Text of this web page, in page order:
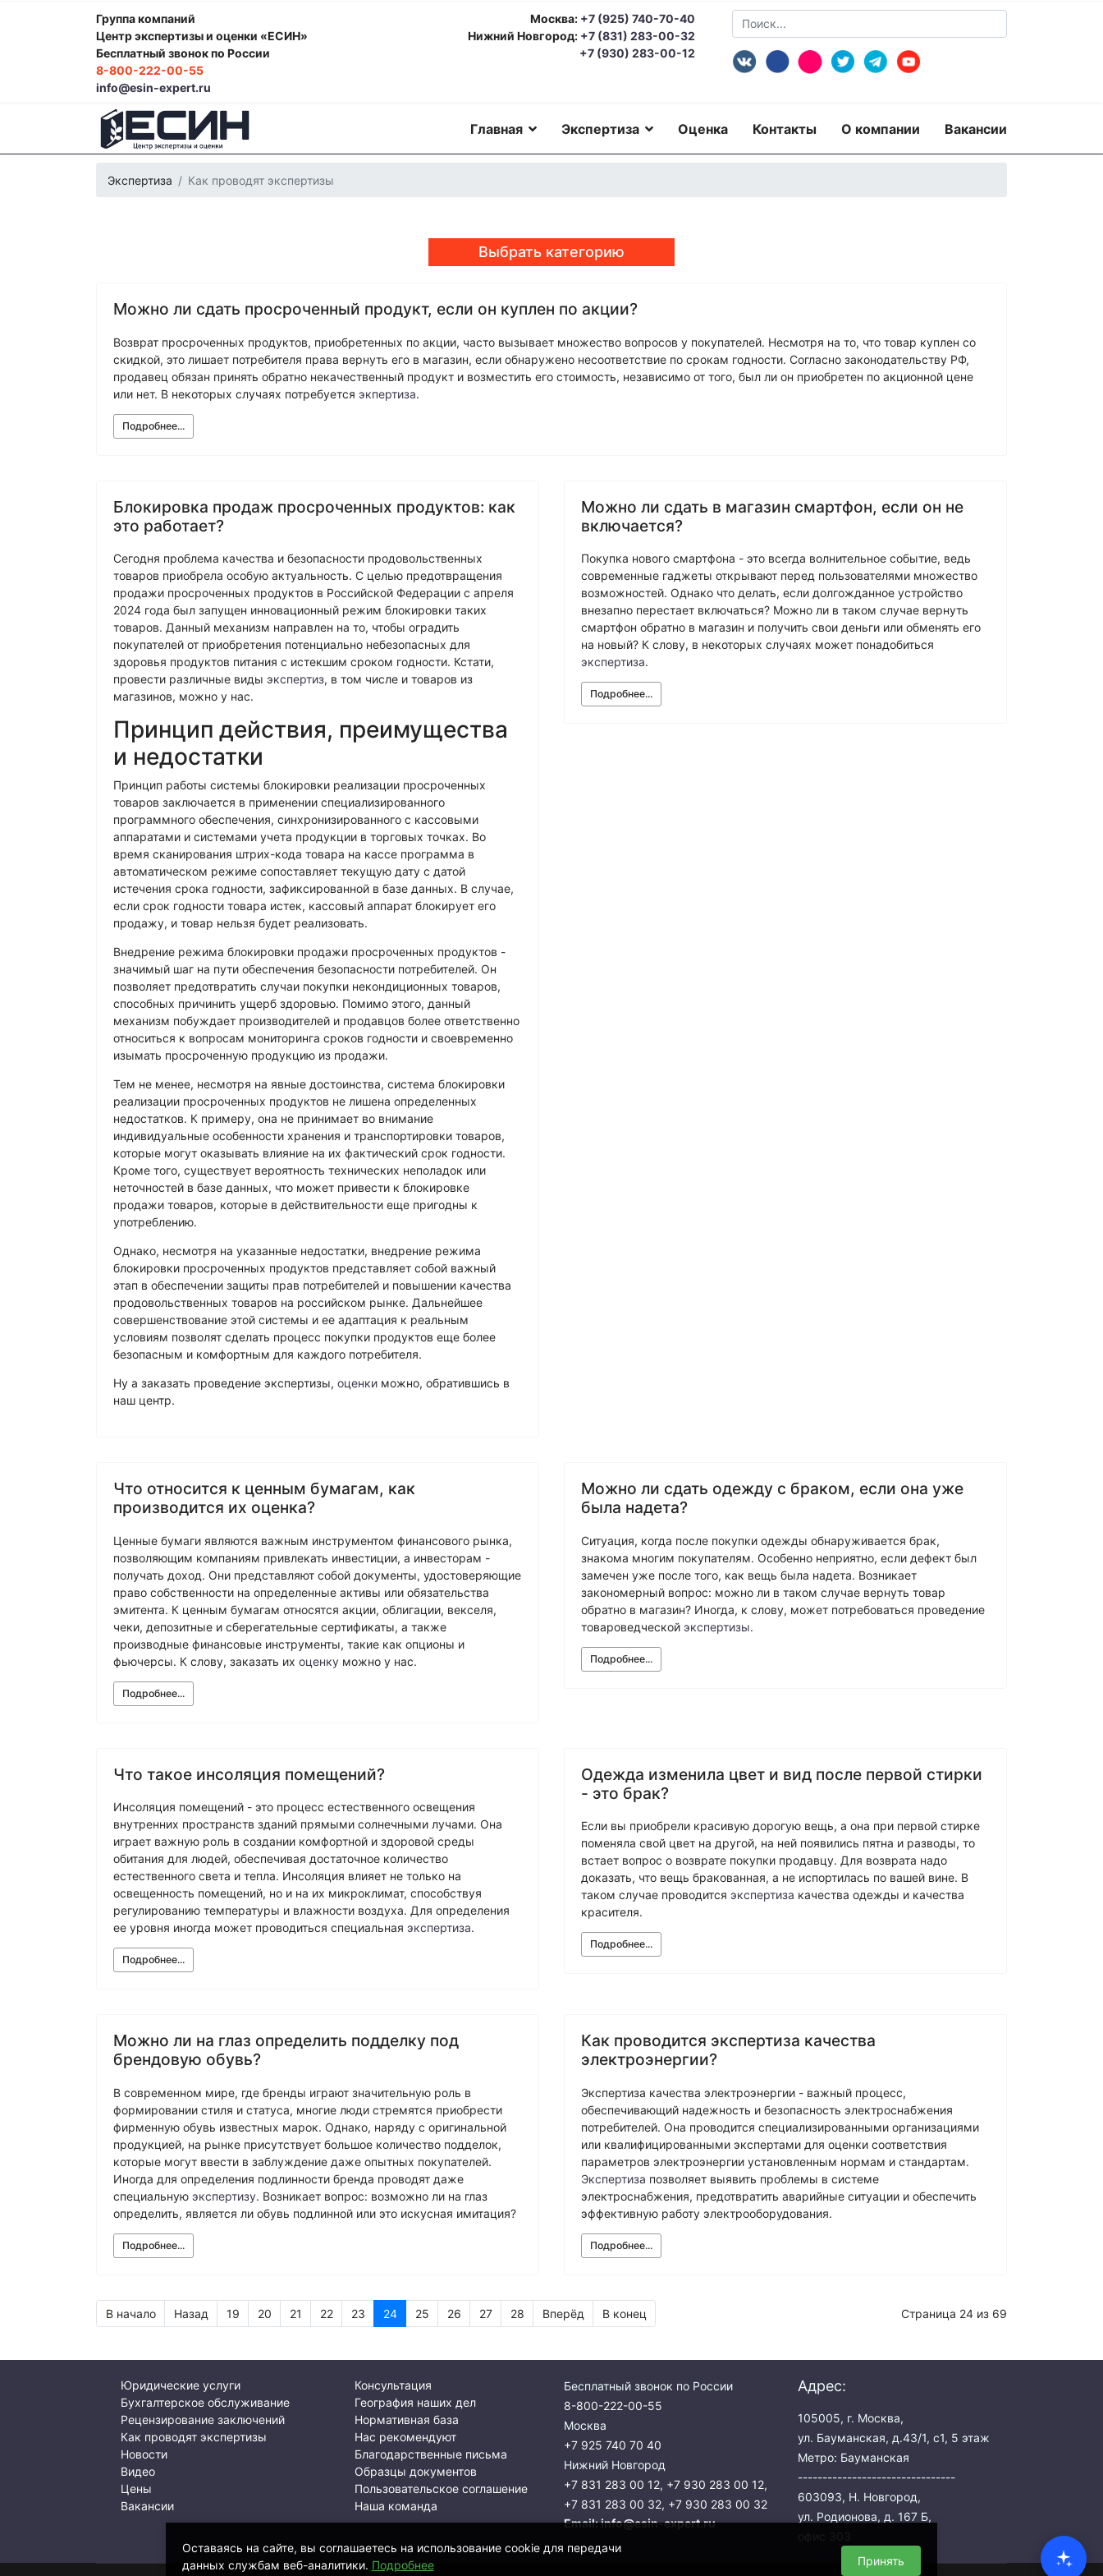
Оставаясь на сайте, вы соглашаетесь на использование cookie для передачи
данных службам веб-аналитики. Подробнее Принять
Группа компаний
Центр экспертизы и оценки «ЕСИН»
Бесплатный звонок по России
8-800-222-00-55
info@esin-expert.ru
Москва: +7 (925) 740-70-40
Нижний Новгород: +7 (831) 283-00-32
+7 (930) 283-00-12
Главная Экспертиза Оценка Контакты О компании Вакансии
Экспертиза Как проводят экспертизы
Выбрать категорию
Фоноскопическая экспертизаПсихологическая экспертизаАвтотехническая экспертизаЮридическая экспертиза
Экспертиза электробытовой техникиЭкономическая экспертиза Экологическая экспертиза
Лингвистическая экспертизаКомпьютерно-техническая экспертиза Геммологическая экспертиза (ювелирная) Экспертиза видео- и звукозаписей
Автороведческая экспертизаТовароведческая экспертиза Экспериза игрового оборудования Экспертиза по технике безопасности
Физико-химическая экспертиза
Электротехническая экспертиза
Можно ли сдать просроченный продукт, если он куплен по акции?
Возврат просроченных продуктов, приобретенных по акции, часто вызывает множество вопросов у покупателей. Несмотря на то, что товар куплен со
скидкой, это лишает потребителя права вернуть его в магазин, если обнаружено несоответствие по срокам годности. Согласно законодательству РФ,
продавец обязан принять обратно некачественный продукт и возместить его стоимость, независимо от того, был ли он приобретен по акционной цене
или нет. В некоторых случаях потребуется экпертиза.
Подробнее...
Блокировка продаж просроченных продуктов: как
это работает?
Сегодня проблема качества и безопасности продовольственных
товаров приобрела особую актуальность. С целью предотвращения
продажи просроченных продуктов в Российской Федерации с апреля
2024 года был запущен инновационный режим блокировки таких
товаров. Данный механизм направлен на то, чтобы оградить
покупателей от приобретения потенциально небезопасных для
здоровья продуктов питания с истекшим сроком годности. Кстати,
провести различные виды экспертиз, в том числе и товаров из
магазинов, можно у нас.
Принцип действия, преимущества
и недостатки
Принцип работы системы блокировки реализации просроченных
товаров заключается в применении специализированного
программного обеспечения, синхронизированного с кассовыми
аппаратами и системами учета продукции в торговых точках. Во
время сканирования штрих-кода товара на кассе программа в
автоматическом режиме сопоставляет текущую дату с датой
истечения срока годности, зафиксированной в базе данных. В случае,
если срок годности товара истек, кассовый аппарат блокирует его
продажу, и товар нельзя будет реализовать.
Внедрение режима блокировки продажи просроченных продуктов -
значимый шаг на пути обеспечения безопасности потребителей. Он
позволяет предотвратить случаи покупки некондиционных товаров,
способных причинить ущерб здоровью. Помимо этого, данный
механизм побуждает производителей и продавцов более ответственно
относиться к вопросам мониторинга сроков годности и своевременно
изымать просроченную продукцию из продажи.
Тем не менее, несмотря на явные достоинства, система блокировки
реализации просроченных продуктов не лишена определенных
недостатков. К примеру, она не принимает во внимание
индивидуальные особенности хранения и транспортировки товаров,
которые могут оказывать влияние на их фактический срок годности.
Кроме того, существует вероятность технических неполадок или
неточностей в базе данных, что может привести к блокировке
продажи товаров, которые в действительности еще пригодны к
употреблению.
Однако, несмотря на указанные недостатки, внедрение режима
блокировки просроченных продуктов представляет собой важный
этап в обеспечении защиты прав потребителей и повышении качества
продовольственных товаров на российском рынке. Дальнейшее
совершенствование этой системы и ее адаптация к реальным
условиям позволят сделать процесс покупки продуктов еще более
безопасным и комфортным для каждого потребителя.
Ну а заказать проведение экспертизы, оценки можно, обратившись в
наш центр.
Можно ли сдать в магазин смартфон, если он не
включается?
Покупка нового смартфона - это всегда волнительное событие, ведь
современные гаджеты открывают перед пользователями множество
возможностей. Однако что делать, если долгожданное устройство
внезапно перестает включаться? Можно ли в таком случае вернуть
смартфон обратно в магазин и получить свои деньги или обменять его
на новый? К слову, в некоторых случаях может понадобиться
экспертиза.
Подробнее...
Что относится к ценным бумагам, как
производится их оценка?
Ценные бумаги являются важным инструментом финансового рынка,
позволяющим компаниям привлекать инвестиции, а инвесторам -
получать доход. Они представляют собой документы, удостоверяющие
право собственности на определенные активы или обязательства
эмитента. К ценным бумагам относятся акции, облигации, векселя,
чеки, депозитные и сберегательные сертификаты, а также
производные финансовые инструменты, такие как опционы и
фьючерсы. К слову, заказать их оценку можно у нас.
Подробнее...
Можно ли сдать одежду с браком, если она уже
была надета?
Ситуация, когда после покупки одежды обнаруживается брак,
знакома многим покупателям. Особенно неприятно, если дефект был
замечен уже после того, как вещь была надета. Возникает
закономерный вопрос: можно ли в таком случае вернуть товар
обратно в магазин? Иногда, к слову, может потребоваться проведение
товароведческой экспертизы.
Подробнее...
Что такое инсоляция помещений?
Инсоляция помещений - это процесс естественного освещения
внутренних пространств зданий прямыми солнечными лучами. Она
играет важную роль в создании комфортной и здоровой среды
обитания для людей, обеспечивая достаточное количество
естественного света и тепла. Инсоляция влияет не только на
освещенность помещений, но и на их микроклимат, способствуя
регулированию температуры и влажности воздуха. Для определения
ее уровня иногда может проводиться специальная экспертиза.
Подробнее...
Одежда изменила цвет и вид после первой стирки
- это брак?
Если вы приобрели красивую дорогую вещь, а она при первой стирке
поменяла свой цвет на другой, на ней появились пятна и разводы, то
встает вопрос о возврате покупки продавцу. Для возврата надо
доказать, что вещь бракованная, а не испортилась по вашей вине. В
таком случае проводится экспертиза качества одежды и качества
красителя.
Подробнее...
Можно ли на глаз определить подделку под
брендовую обувь?
В современном мире, где бренды играют значительную роль в
формировании стиля и статуса, многие люди стремятся приобрести
фирменную обувь известных марок. Однако, наряду с оригинальной
продукцией, на рынке присутствует большое количество подделок,
которые могут ввести в заблуждение даже опытных покупателей.
Иногда для определения подлинности бренда проводят даже
специальную экспертизу. Возникает вопрос: возможно ли на глаз
определить, является ли обувь подлинной или это искусная имитация?
Подробнее...
Как проводится экспертиза качества
электроэнергии?
Экспертиза качества электроэнергии - важный процесс,
обеспечивающий надежность и безопасность электроснабжения
потребителей. Она проводится специализированными организациями
или квалифицированными экспертами для оценки соответствия
параметров электроэнергии установленным нормам и стандартам.
Экспертиза позволяет выявить проблемы в системе
электроснабжения, предотвратить аварийные ситуации и обеспечить
эффективную работу электрооборудования.
Подробнее...
В начало Назад 19 20 21 22 23 24 25 26 27 28 Вперёд В конец Страница 24 из 69
Юридические услуги
Бухгалтерское обслуживание
Рецензирование заключений
Как проводят экспертизы
Новости
Видео
Цены
Вакансии
Консультация
География наших дел
Нормативная база
Нас рекомендуют
Благодарственные письма
Образцы документов
Пользовательское соглашение
Наша команда
Бесплатный звонок по России
8-800-222-00-55
Москва
+7 925 740 70 40
Нижний Новгород
+7 831 283 00 12, +7 930 283 00 12,
+7 831 283 00 32, +7 930 283 00 32
Email:info@esin-expert.ru
Адрес:
105005, г. Москва,
ул. Бауманская, д.43/1, с1, 5 этаж
Метро: Бауманская
--------------------------------
603093, Н. Новгород,
ул. Родионова, д. 167 Б,